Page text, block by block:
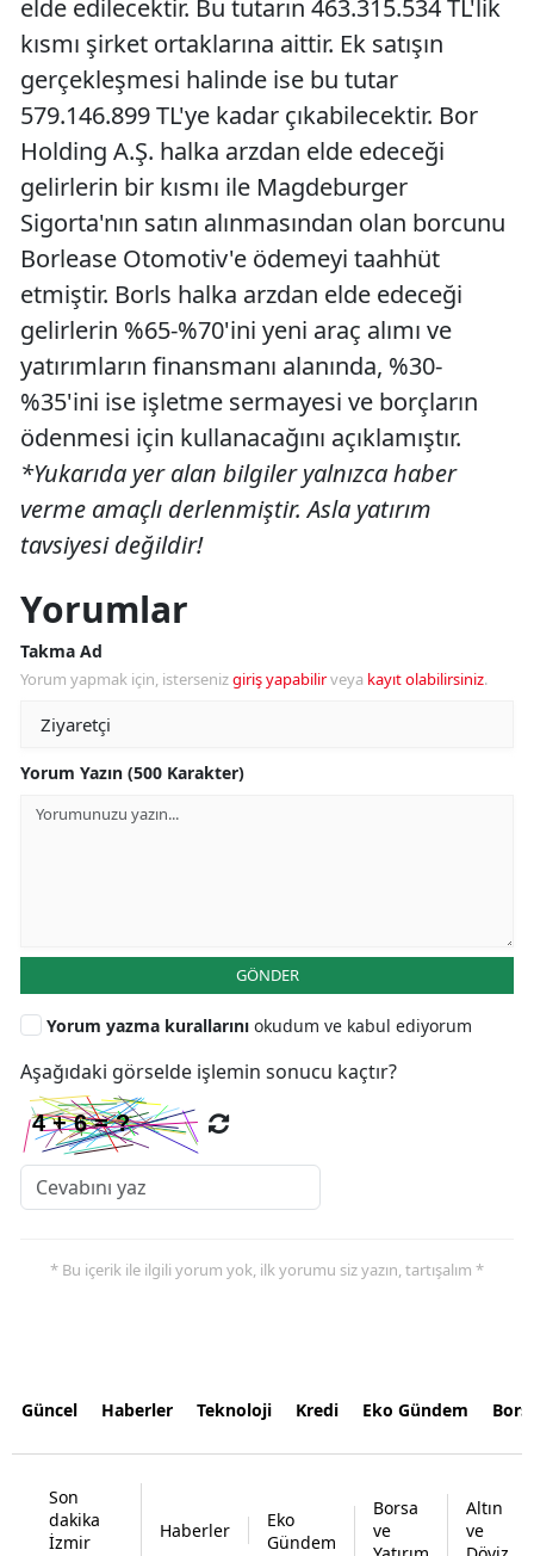
elde edilecektir. Bu tutarın 463.315.534 TL'lik
kısmı şirket ortaklarına aittir. Ek satışın
gerçekleşmesi halinde ise bu tutar
579.146.899 TL'ye kadar çıkabilecektir. Bor
Holding A.Ş. halka arzdan elde edeceği
gelirlerin bir kısmı ile Magdeburger
Sigorta'nın satın alınmasından olan borcunu
Borlease Otomotiv'e ödemeyi taahhüt
etmiştir. Borls halka arzdan elde edeceği
gelirlerin %65-%70'ini yeni araç alımı ve
yatırımların finansmanı alanında, %30-
%35'ini ise işletme sermayesi ve borçların
ödenmesi için kullanacağını açıklamıştır.
*Yukarıda yer alan bilgiler yalnızca haber
verme amaçlı derlenmiştir. Asla yatırım
tavsiyesi değildir!
Yorumlar
Takma Ad
Yorum yapmak için, istersenizgiriş yapabilirveya kayıt olabilirsiniz.
Yorum Yazın (500 Karakter)
GÖNDER
Yorum yazma kurallarını okudum ve kabul ediyorum
Aşağıdaki görselde işlemin sonucu kaçtır?
* Bu içerik ile ilgili yorum yok, ilk yorumu siz yazın, tartışalım *
Güncel Haberler Teknoloji Kredi Eko Gündem
Son
dakika
İzmir
Haberler
Eko
Gündem
Borsa
ve
Altın
ve